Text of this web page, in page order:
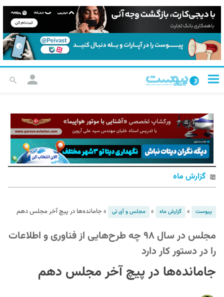
گزارش ماه
پیوست » گزارش ماه » مجلس و آی تی » جامانده‌ها در پیچ آخر مجلس دهم
مجلس در سال ۹۸ چه طرح‌هایی از فناوری و اطلاعات
را در دستور کار دارد
جامانده‌ها در پیچ آخر مجلس دهم